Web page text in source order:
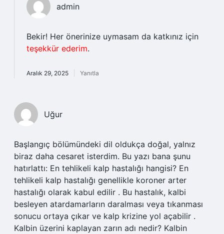
admin
Bekir! Her önerinize uymasam da katkınız için
teşekkür ederim.
Aralık 29, 2025 Yanıtla
Uğur
Başlangıç bölümündeki dil oldukça doğal, yalnız
biraz daha cesaret isterdim. Bu yazı bana şunu
hatırlattı: En tehlikeli kalp hastalığı hangisi? En
tehlikeli kalp hastalığı genellikle koroner arter
hastalığı olarak kabul edilir . Bu hastalık, kalbi
besleyen atardamarların daralması veya tıkanması
sonucu ortaya çıkar ve kalp krizine yol açabilir .
Kalbin üzerini kaplayan zarın adı nedir? Kalbin